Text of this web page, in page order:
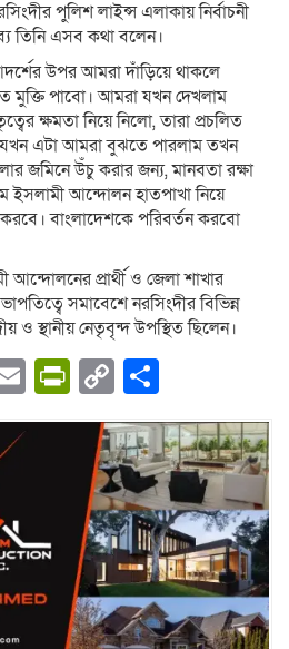
পুলিশ লাইন্স এলাকায় নির্বাচনী
তিনি এসব কথা বলেন।
উপর আমরা দাঁড়িয়ে থাকলে
মুক্তি পাবো। আমরা যখন দেখলাম
ক্ষমতা নিয়ে নিলো, তারা প্রচলিত
যখন এটা আমরা বুঝতে পারলাম তখন
জমিনে উঁচু করার জন্য, মানবতা রক্ষা
ইসলামী আন্দোলন হাতপাখা নিয়ে
বাংলাদেশকে পরিবর্তন করবো
প্রার্থী ও জেলা শাখার
সমাবেশে নরসিংদীর বিভিন্ন
ও স্থানীয় নেতৃবৃন্দ উপস্থিত ছিলেন।
EmailPrintFriendly
Copy
Link